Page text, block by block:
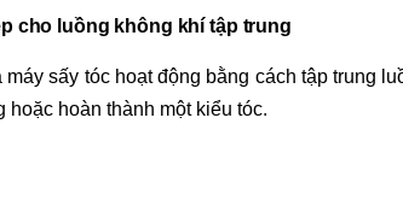
cho luồng không khí tập trung
máy sấy tóc hoạt động bằng cách tập trung
hoặc hoàn thành một kiểu tóc.